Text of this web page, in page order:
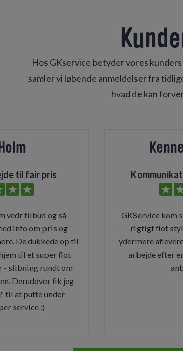
Hos GKservice betyder vores
samler vi løbende anmeldelser fra
hvad de kan
til fair pris
vedr tilbud og så
info om pris og
De dukkede op til
til et super flot
- slibning rundt om
Derudover fik jeg
til at putte under
service :)
GKService kom
rigtigt flot
ydermere
arbejde efter